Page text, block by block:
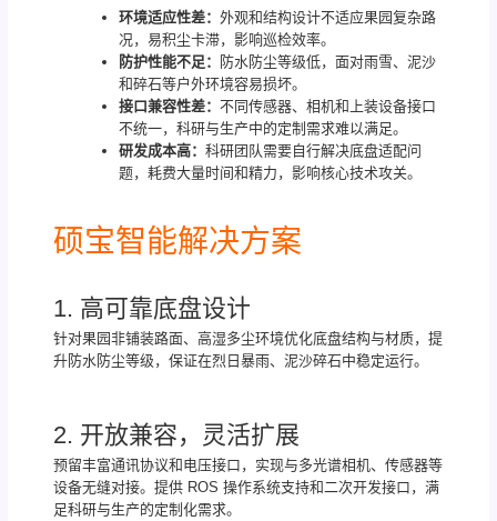
环境适应性差：外观和结构设计不适应果园复杂路
况，易积尘卡滞，影响巡检效率。
防护性能不足：
防水防尘等级低，面对雨雪、泥沙
和碎石等户外环境容易损坏。
接口兼容性差：不同传感器、相机和上装设备接口
不统一，科研与生产中的定制需求难以满足。
研发成本高：科研团队需要自行解决底盘适配问
题，耗费大量时间和精力，影响核心技术攻关。
硕宝智能解决方案
1. 高可靠底盘设计
针对果园非铺装路面、高湿多尘环境优化底盘结构与材质，提
升防水防尘等级，保证在烈日暴雨、泥沙碎石中稳定运行。
2. 开放兼容，灵活扩展
预留丰富通讯协议和电压接口，实现与多光谱相机、传感器等
设备无缝对接。提供 ROS 操作系统支持和二次开发接口，满
足科研与生产的定制化需求。